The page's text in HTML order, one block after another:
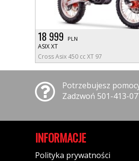
18 999 PLN
ASIX XT
Cross Asix 450 cc XT 97
Potrzebujesz
Zadzwoń 501-413-
INFORMACJE
Polityka prywatności